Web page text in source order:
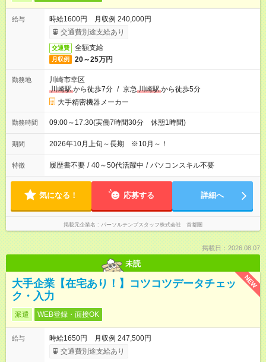
給与
時給1600円 月収例 240,000円
交通費別途支給あり
交通費 全額支給
月収例 20～25万円
勤務地
川崎市幸区
川崎駅から徒歩7分 / 京急 川崎駅から徒歩5分
大手精密機器メーカー
勤務時間 09:00～17:30(実働7時間30分 休憩1時間)
期間 2026年10月上旬～長期 ※10月～！
特徴 履歴書不要 / 40～50代活躍中 / パソコンスキル不要
気になる！ 応募する 詳細へ
掲載元企業名 パーソルテンプスタッフ株式会社 首都圏
掲載日：2026.08.07
未読
NEW
大手企業【在宅あり！】コツコツデータチェッ
ク・入力
派遣 WEB登録・面接OK
給与
時給1650円 月収例 247,500円
交通費別途支給あり